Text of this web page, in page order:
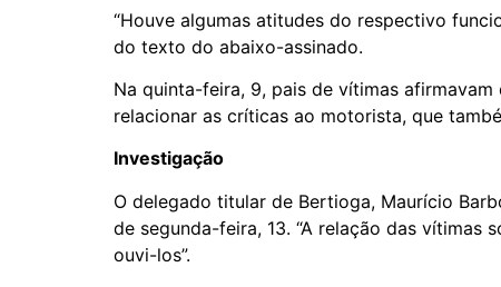
“Houve algumas atitudes do respectivo
do texto do abaixo-assinado.
Na quinta-feira, 9, pais de vítimas
relacionar as críticas ao motorista, que
Investigação
O delegado titular de Bertioga, Maurício
de segunda-feira, 13. “A relação das
ouvi-los”.